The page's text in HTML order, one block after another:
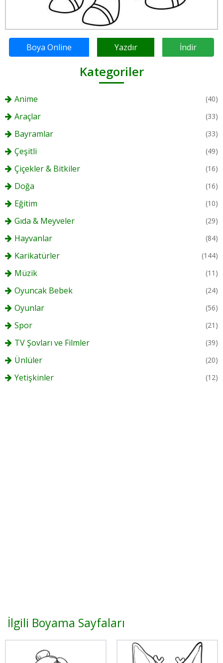
Boya Online Yazdır İndir
Kategoriler
Anime (40)
Araçlar (33)
Bayramlar (33)
Çeşitli (49)
Çiçekler & Bitkiler (16)
Doğa (16)
Eğitim (10)
Gıda & Meyveler (29)
Hayvanlar (84)
Karikatürler (144)
Müzik (11)
Oyuncak Bebek (24)
Oyunlar (56)
Spor (21)
TV Şovları ve Filmler (39)
Ünlüler (20)
Yetişkinler (12)
İlgili Boyama Sayfaları